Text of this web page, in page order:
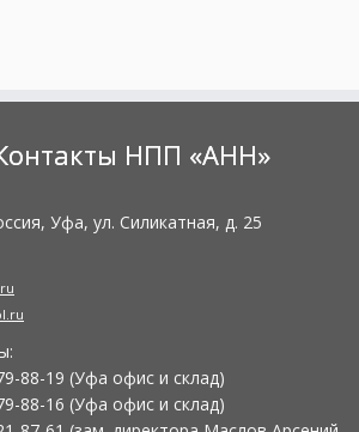
НПП «АНН»
Уфа, ул. Силикатная, д. 25
88-19 (Уфа офис и склад)
88-16 (Уфа офис и склад)